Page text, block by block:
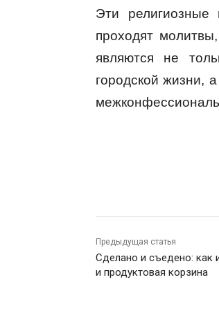
Эти
проходят
являются не
городской жизни,
Предыдущая статья
Сделано и съедено: как
и продуктовая корзина